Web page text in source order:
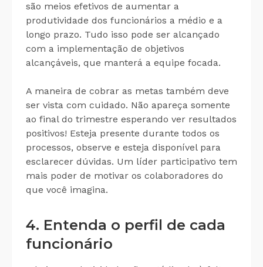
são meios efetivos de aumentar a
produtividade dos funcionários a médio e a
longo prazo. Tudo isso pode ser alcançado
com a implementação de objetivos
alcançáveis, que manterá a equipe focada.
A maneira de cobrar as metas também deve
ser vista com cuidado. Não apareça somente
ao final do trimestre esperando ver resultados
positivos! Esteja presente durante todos os
processos, observe e esteja disponível para
esclarecer dúvidas. Um líder participativo tem
mais poder de motivar os colaboradores do
que você imagina.
4. Entenda o perfil de cada
funcionário